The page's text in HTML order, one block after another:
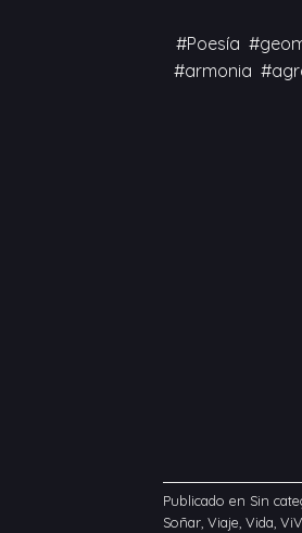
#Poesía
#armonia
Publicado en Sin
Soñar, Viaje Vida